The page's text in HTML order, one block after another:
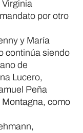
Virginia
por otro
y María
continúa siendo
de
Lucero,
Peña
como